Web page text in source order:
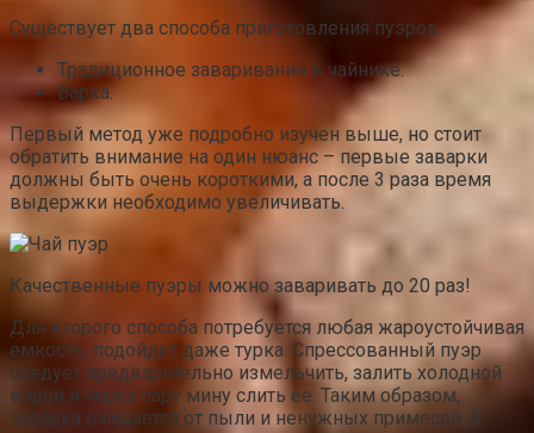
Существует два способа приготовления пуэров:
Традиционное заваривание в чайнике.
Варка.
Первый метод уже подробно изучен выше, но стоит
обратить внимание на один нюанс – первые заварки
должны быть очень короткими, а после 3 раза время
выдержки необходимо увеличивать.
Качественные пуэры можно заваривать до 20 раз!
Для второго способа потребуется любая жароустойчивая
емкость, подойдет даже турка. Спрессованный пуэр
следует предварительно измельчить, залить холодной
водой и через пару мину слить ее. Таким образом,
заварка очищается от пыли и ненужных примесей. В